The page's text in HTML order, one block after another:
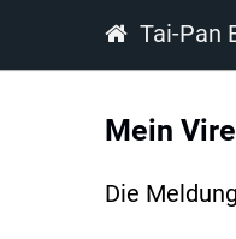
Tai-Pan
Mein
Die